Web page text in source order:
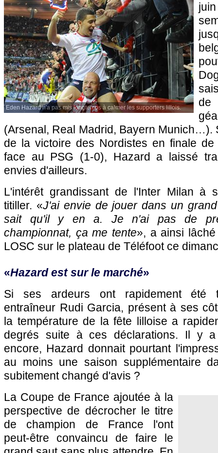
Eden Hazard n'a pas mis longtemps à calmer les supporters lillois.
(Arsenal, Real Madrid, Bayern Munich…).
de la victoire des Nordistes en finale
face au PSG (1-0), Hazard a laissé
envies d'ailleurs.
L'intérêt grandissant de l'Inter Milan à
titiller. «J'ai envie de jouer dans un
sait qu'il y en a. Je n'ai pas de
championnat, ça me tente», a ainsi
LOSC sur le plateau de Téléfoot ce
«Hazard est sur le marché»
Si ses ardeurs ont rapidement été
entraîneur Rudi Garcia, présent à ses
la température de la fête lilloise a
degrés suite à ces déclarations. Il y a
encore, Hazard donnait pourtant
au moins une saison supplémentaire
subitement changé d'avis ?
La Coupe de France ajoutée à la
perspective de décrocher le titre
de champion de France l'ont
peut-être convaincu de faire le